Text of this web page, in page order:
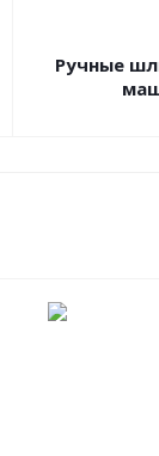
Ручные